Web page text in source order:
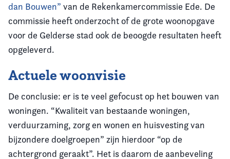
dan Bouwen” van de Rekenkamercommissie Ede. De
commissie heeft onderzocht of de grote woonopgave
voor de Gelderse stad ook de beoogde resultaten heeft
opgeleverd.
Actuele woonvisie
De conclusie: er is te veel gefocust op het bouwen van
woningen. “Kwaliteit van bestaande woningen,
verduurzaming, zorg en wonen en huisvesting van
bijzondere doelgroepen” zijn hierdoor “op de
achtergrond geraakt”. Het is daarom de aanbeveling